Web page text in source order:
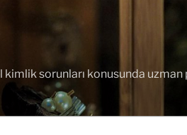
sorunları konusunda